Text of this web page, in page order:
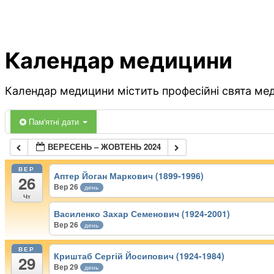
Календар медицини
Календар медицини містить професійні свята
Пам'ятні дати
ВЕРЕСЕНЬ – ЖОВТЕНЬ 2024
ВЕР
26
Чт
Аптер Йоган Маркович (1899-1996)
Вер 26 день
Василенко Захар Семенович (1924-2001)
Вер 26 день
ВЕР
29 Криштаб Сергій Йосипович (1924-1984)
Вер 29 день